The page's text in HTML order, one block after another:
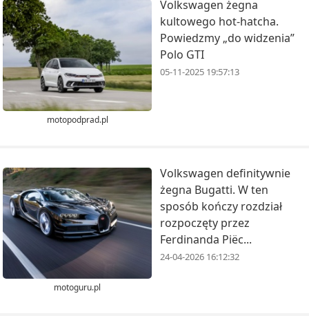
motopodprad.pl
Volkswagen żegna
kultowego hot-hatcha.
Powiedzmy „do widzenia”
Polo GTI
05-11-2025 19:57:13
motoguru.pl
Volkswagen definitywnie
żegna Bugatti. W ten
sposób kończy rozdział
rozpoczęty przez
Ferdinanda Piëc...
24-04-2026 16:12:32